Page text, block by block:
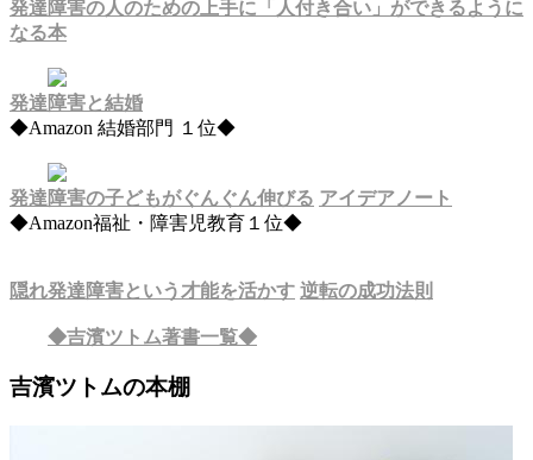
発達障害の人のための上手に「人付き合い」ができるように
なる本
発達障害と結婚
◆Amazon 結婚部門 １位◆
発達障害の子どもがぐんぐん伸びる アイデアノート
◆Amazon福祉・障害児教育１位◆
隠れ発達障害という才能を活かす 逆転の成功法則
◆吉濱ツトム著書一覧◆
吉濱ツトムの本棚